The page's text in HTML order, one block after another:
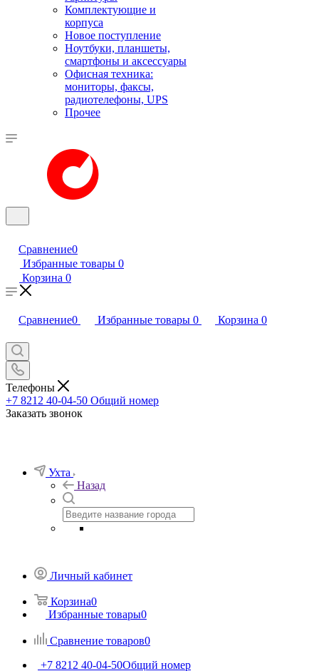
Комплектующие и
корпуса
Новое поступление
Ноутбуки, планшеты,
смартфоны и аксессуары
Офисная техника:
мониторы, факсы,
радиотелефоны, UPS
Прочее
Сравнение0
Избранные товары 0
Корзина 0
Сравнение0 Избранные товары 0 Корзина 0
Телефоны
+7 8212 40-04-50 Общий номер
Заказать звонок
Ухта
Назад
Личный кабинет
Корзина0
Избранные товары0
Сравнение товаров0
+7 8212 40-04-50Общий номер